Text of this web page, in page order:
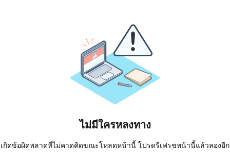
ไม่มีใครหลงทาง
เกิดข้อผิดพลาดที่ไม่คาดคิดขณะโหลดหน้านี้ โปรดรีเฟรชหน้านี้แล้วลองอีก